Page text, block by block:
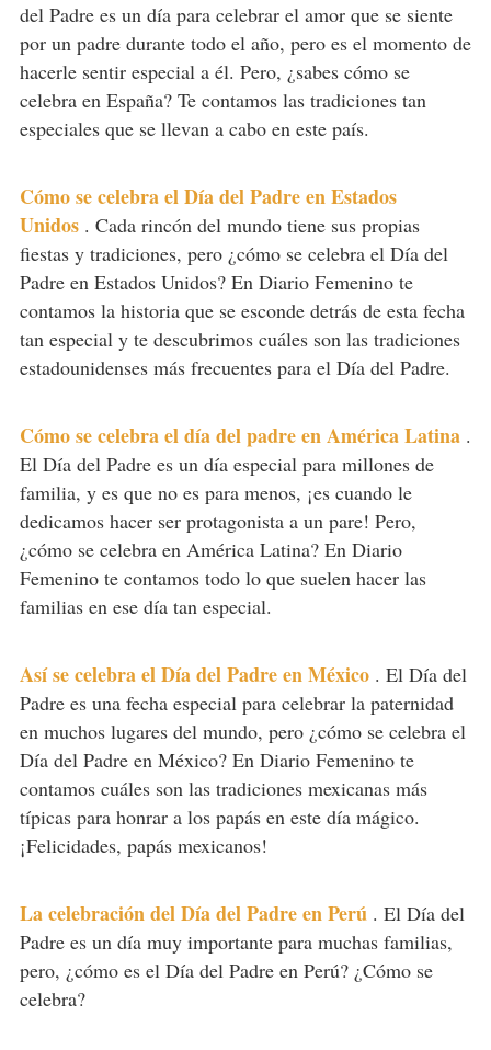
del Padre es un día para celebrar el amor que se siente
por un padre durante todo el año, pero es el momento de
hacerle sentir especial a él. Pero, ¿sabes cómo se
celebra en España? Te contamos las tradiciones tan
especiales que se llevan a cabo en este país.
Cómo se celebra el Día del Padre en Estados
Unidos . Cada rincón del mundo tiene sus propias
fiestas y tradiciones, pero ¿cómo se celebra el Día del
Padre en Estados Unidos? En Diario Femenino te
contamos la historia que se esconde detrás de esta fecha
tan especial y te descubrimos cuáles son las tradiciones
estadounidenses más frecuentes para el Día del Padre.
Cómo se celebra el día del padre en América Latina .
El Día del Padre es un día especial para millones de
familia, y es que no es para menos, ¡es cuando le
dedicamos hacer ser protagonista a un pare! Pero,
¿cómo se celebra en América Latina? En Diario
Femenino te contamos todo lo que suelen hacer las
familias en ese día tan especial.
Así se celebra el Día del Padre en México . El Día del
Padre es una fecha especial para celebrar la paternidad
en muchos lugares del mundo, pero ¿cómo se celebra el
Día del Padre en México? En Diario Femenino te
contamos cuáles son las tradiciones mexicanas más
típicas para honrar a los papás en este día mágico.
¡Felicidades, papás mexicanos!
La celebración del Día del Padre en Perú . El Día del
Padre es un día muy importante para muchas familias,
pero, ¿cómo es el Día del Padre en Perú? ¿Cómo se
celebra?